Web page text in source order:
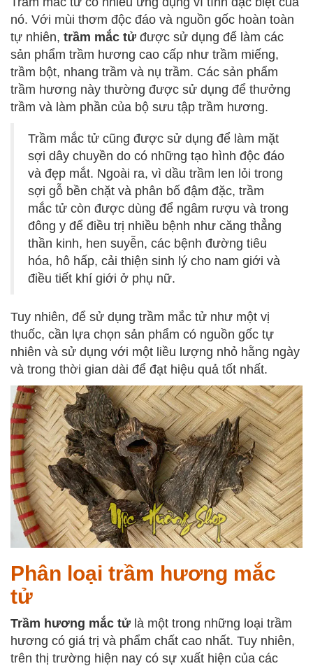
nó. Với mùi thơm độc đáo và nguồn gốc hoàn toàn
tự nhiên, trầm mắc tử được sử dụng để làm các
sản phẩm trầm hương cao cấp như trầm miếng,
trầm bột, nhang trầm và nụ trầm. Các sản phẩm
trầm hương này thường được sử dụng để thưởng
trầm và làm phần của bộ sưu tập trầm hương.
Trầm mắc tử cũng được sử dụng để làm mặt
sợi dây chuyền do có những tạo hình độc đáo
và đẹp mắt. Ngoài ra, vì dầu trầm len lỏi trong
sợi gỗ bền chặt và phân bố đậm đặc, trầm
mắc tử còn được dùng để ngâm rượu và trong
đông y để điều trị nhiều bệnh như căng thẳng
thần kinh, hen suyễn, các bệnh đường tiêu
hóa, hô hấp, cải thiện sinh lý cho nam giới và
điều tiết khí giới ở phụ nữ.
Tuy nhiên, để sử dụng trầm mắc tử như một vị
thuốc, cần lựa chọn sản phẩm có nguồn gốc tự
nhiên và sử dụng với một liều lượng nhỏ hằng ngày
và trong thời gian dài để đạt hiệu quả tốt nhất.
Phân loại trầm hương mắc
tử
Trầm hương mắc tử là một trong những loại trầm
hương có giá trị và phẩm chất cao nhất. Tuy nhiên,
trên thị trường hiện nay có sự xuất hiện của các